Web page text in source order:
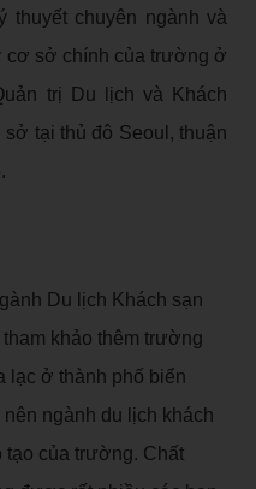
thuyết chuyên ngành và
cơ sở chính của trường ở
trị Du lịch và Khách
tại thủ đô Seoul, thuận
Du lịch Khách sạn
khảo thêm trường
lạc ở thành phố biển
ngành du lịch khách
tạo của trường. Chất